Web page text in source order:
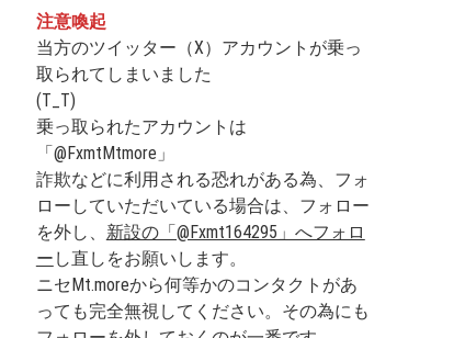
注意喚起
当方のツイッター（X）アカウントが乗っ
取られてしまいました
(T_T)
乗っ取られたアカウントは
「@FxmtMtmore」
詐欺などに利用される恐れがある為、フォ
ローしていただいている場合は、フォロー
を外し、 新設の「@Fxmt164295」へフォロ
ー し直しをお願いします。
ニセMt.moreから何等かのコンタクトがあ
っても完全無視してください。その為にも